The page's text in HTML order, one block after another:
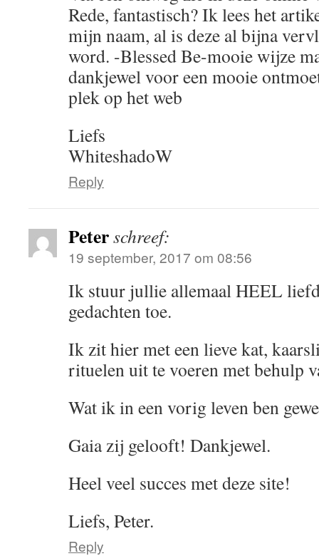
Rede, fantastisch? Ik lees het
mijn naam, al is deze al bijna
word. -Blessed Be-mooie wijze
dankjewel voor een mooie
plek op het web
Liefs
WhiteshadoW
Reply
Peterschreef:
19 september, 2017 om 08:56
Ik stuur jullie allemaal HEEL
gedachten toe.
Ik zit hier met een lieve kat,
rituelen uit te voeren met behulp
Wat ik in een vorig leven ben
Gaia zij gelooft! Dankjewel.
Heel veel succes met deze site!
Liefs, Peter.
Reply